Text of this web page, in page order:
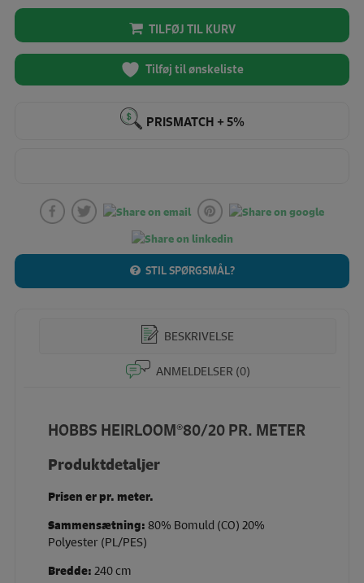
TILFØJ TIL KURV
Tilføj til ønskeliste
PRISMATCH + 5%
STIL SPØRGSMÅL?
BESKRIVELSE
ANMELDELSER (0)
HOBBS HEIRLOOM®80/20 PR. METER
Produktdetaljer
Prisen er pr. meter.
Sammensætning: 80% Bomuld (CO) 20%
Polyester (PL/PES)
Bredde: 240 cm